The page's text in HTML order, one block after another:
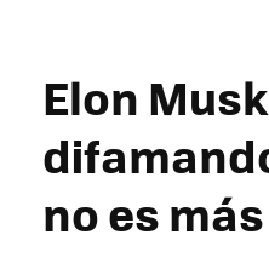
Elon
no es